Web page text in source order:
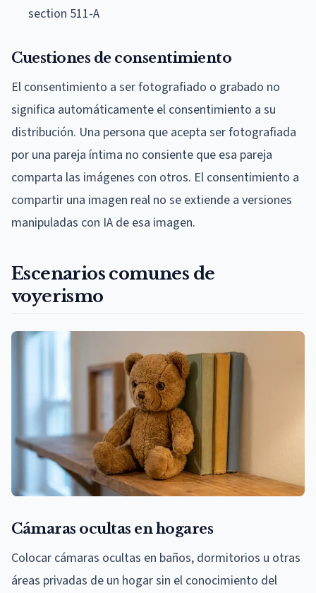
section 511-A
Cuestiones de consentimiento
El consentimiento a ser fotografiado o grabado no
significa automáticamente el consentimiento a su
distribución. Una persona que acepta ser fotografiada
por una pareja íntima no consiente que esa pareja
comparta las imágenes con otros. El consentimiento a
compartir una imagen real no se extiende a versiones
manipuladas con IA de esa imagen.
Escenarios comunes de
voyerismo
Cámaras ocultas en hogares
Colocar cámaras ocultas en baños, dormitorios u otras
áreas privadas de un hogar sin el conocimiento del